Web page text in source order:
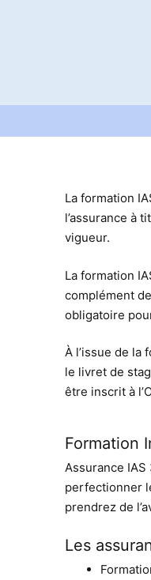
La formation
l’assurance à
vigueur.
La formation
complément
obligatoire
À l’issue de la
le livret de
être inscrit à
Formation
Assurance
perfectionner
prendrez de
Les